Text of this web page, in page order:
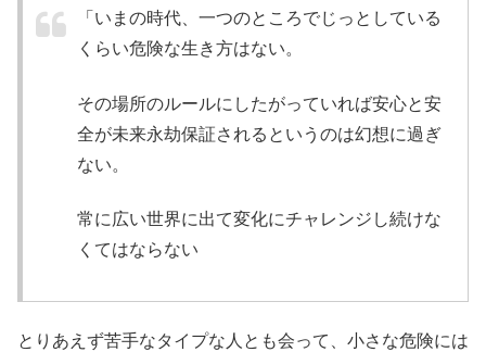
「いまの時代、一つのところでじっとしている
くらい危険な生き方はない。
その場所のルールにしたがっていれば安心と安
全が未来永劫保証されるというのは幻想に過ぎ
ない。
常に広い世界に出て変化にチャレンジし続けな
くてはならない
とりあえず苦手なタイプな人とも会って、小さな危険には